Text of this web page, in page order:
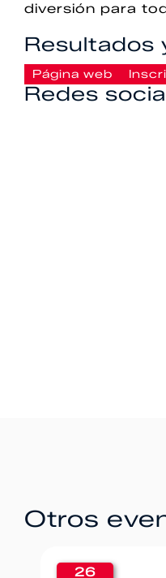
diversión para
Resultados
Página web
Redes
Otros